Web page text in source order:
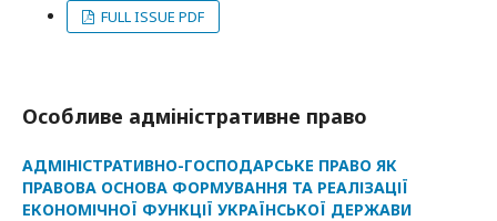
FULL ISSUE PDF
Особливе адмiнiстративне право
АДМІНІСТРАТИВНО-ГОСПОДАРСЬКЕ ПРАВО ЯК
ПРАВОВА ОСНОВА ФОРМУВАННЯ ТА РЕАЛІЗАЦІЇ
ЕКОНОМІЧНОЇ ФУНКЦІЇ УКРАЇНСЬКОЇ ДЕРЖАВИ